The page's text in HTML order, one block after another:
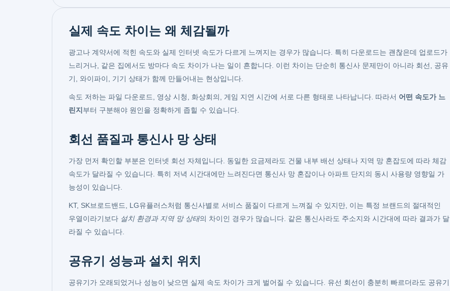
실제 속도 차이는 왜 체감될까
광고나 계약서에 적힌 속도와 실제 인터넷 속도가 다르게 느껴지는 경우가 많습니다. 특히 다운로드는 괜찮은데 업로드가
느리거나, 같은 집에서도 방마다 속도 차이가 나는 일이 흔합니다. 이런 차이는 단순히 통신사 문제만이 아니라 회선, 공유
기, 와이파이, 기기 상태가 함께 만들어내는 현상입니다.
속도 저하는 파일 다운로드, 영상 시청, 화상회의, 게임 지연 시간에 서로 다른 형태로 나타납니다. 따라서 어떤 속도가 느
린지 부터 구분해야 원인을 정확하게 좁힐 수 있습니다.
회선 품질과 통신사 망 상태
가장 먼저 확인할 부분은 인터넷 회선 자체입니다. 동일한 요금제라도 건물 내부 배선 상태나 지역 망 혼잡도에 따라 체감
속도가 달라질 수 있습니다. 특히 저녁 시간대에만 느려진다면 통신사 망 혼잡이나 아파트 단지의 동시 사용량 영향일 가
능성이 있습니다.
KT, SK브로드밴드, LG유플러스처럼 통신사별로 서비스 품질이 다르게 느껴질 수 있지만, 이는 특정 브랜드의 절대적인
우열이라기보다 설치 환경과 지역 망 상태의 차이인 경우가 많습니다. 같은 통신사라도 주소지와 시간대에 따라 결과가 달
라질 수 있습니다.
공유기 성능과 설치 위치
공유기가 오래되었거나 성능이 낮으면 실제 속도 차이가 크게 벌어질 수 있습니다. 유선 회선이 충분히 빠르더라도 공유기